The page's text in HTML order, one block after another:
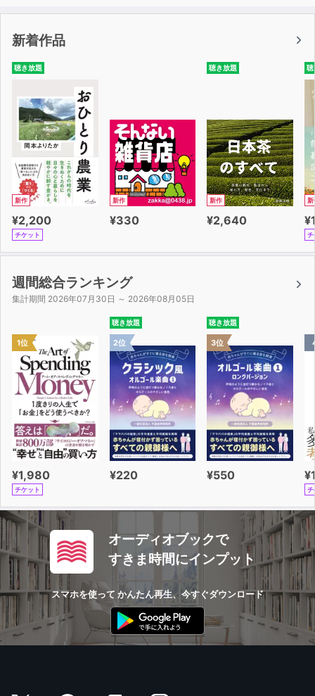
新着作品
聴き放題
新作
¥2,200
チケット
新作
¥330
聴き放題
新作
¥2,640
聴
新
チ
週間総合ランキング
集計期間 2026年07月30日 ～ 2026年08月05日
1位
¥1,980
チケット
聴き放題
2位
¥220
聴き放題
3位
¥550
チ
オーディオブックで
すきま時間にインプット
スマホを使って かんたん再生、今すぐダウンロード